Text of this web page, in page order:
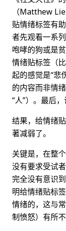
（Matthew
贴情绪标签有
者先观看一系
咆哮的狗或是
情绪贴标签（
起的感觉是“悲
的内容而非情
“人”）。最后
结果，给情绪
著减弱了。
关键是，在整
没有要求受试
完全没有意识
明给情绪贴标
情绪的，这与
制愤怒）有所不